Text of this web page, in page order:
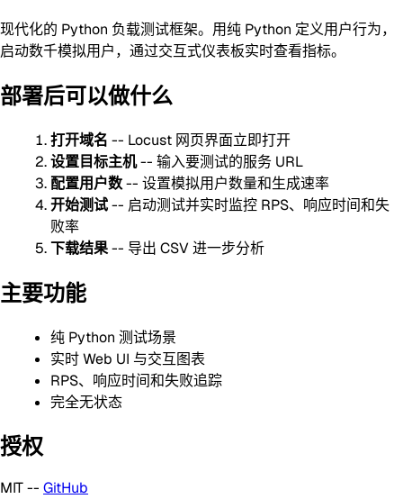
现代化的 Python 负载测试框架。用纯 Python 定义用户行为，
启动数千模拟用户，通过交互式仪表板实时查看指标。
部署后可以做什么
打开域名 -- Locust 网页界面立即打开
设置目标主机-- 输入要测试的服务 URL
配置用户数-- 设置模拟用户数量和生成速率
开始测试-- 启动测试并实时监控 RPS、响应时间和失
败率
下载结果-- 导出 CSV 进一步分析
主要功能
纯 Python 测试场景
实时 Web UI 与交互图表
RPS、响应时间和失败追踪
完全无状态
授权
MIT -- GitHub